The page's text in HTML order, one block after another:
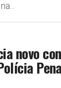
novo